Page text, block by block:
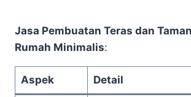
Jasa Pembuatan Teras dan
Rumah Minimalis:
Aspek Detail